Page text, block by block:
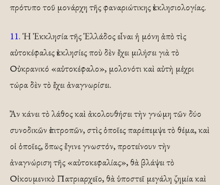
πρότυπο τοῦ μονάρχη τῆς φαναριώτικης ἐκκλησιολογίας.
11. Ἡ Ἐκκλησία τῆς Ἑλλάδος εἶναι ἡ μόνη ἀπὸ τὶς
αὐτοκέφαλες ἐκκλησίες ποὺ δὲν ἔχει μιλήσει γιὰ τὸ
Οὐκρανικό «αὐτοκέφαλο», μολονότι καὶ αὐτὴ μέχρι
τώρα δὲν τὸ ἔχει ἀναγνωρίσει.
Ἂν κάνει τὸ λάθος καὶ ἀκολουθήσει τὴν γνώμη τῶν δύο
συνοδικῶν ἐπιτροπῶν, στὶς ὁποῖες παρέπεμψε τὸ θέμα, καὶ
οἱ ὁποῖες, ὅπως ἔγινε γνωστόν, προτείνουν τὴν
ἀναγνώριση τῆς «αὐτοκεφαλίας», θὰ βλάψει τὸ
Οἰκουμενικὸ Πατριαρχεῖο, θὰ ὑποστεῖ μεγάλη ζημία καὶ